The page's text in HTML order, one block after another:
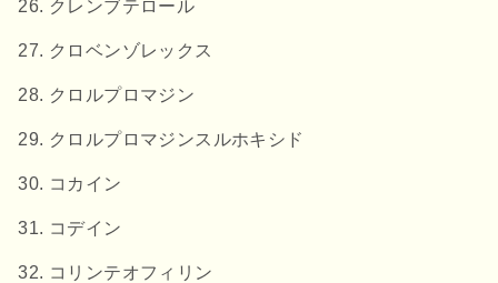
クレンブテロール
クロベンゾレックス
クロルプロマジン
クロルプロマジンスルホキシド
コカイン
コデイン
コリンテオフィリン